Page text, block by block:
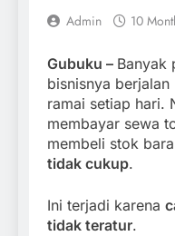
Admin 10
Gubuku – Banyak
bisnisnya
ramai setiap hari.
membayar sewa
membeli stok
tidak cukup.
Ini terjadi karena
tidak teratur.